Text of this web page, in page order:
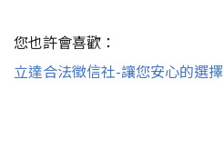
您也許會喜歡：
立達合法徵信社-讓您安心的選擇